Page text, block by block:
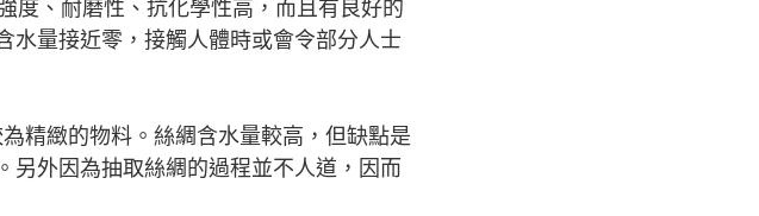
度、耐磨性、抗化學性高，而且有良好的
水量接近零，接觸人體時或會令部分人士
精緻的物料。絲綢含水量較高，但缺點是
另外因為抽取絲綢的過程並不人道，因而